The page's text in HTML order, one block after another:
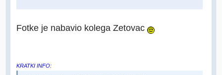
Fotke je nabavio kolega Zetovac
KRATKI INFO: